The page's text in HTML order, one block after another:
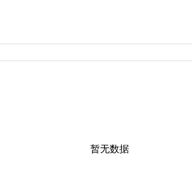
暂无数据